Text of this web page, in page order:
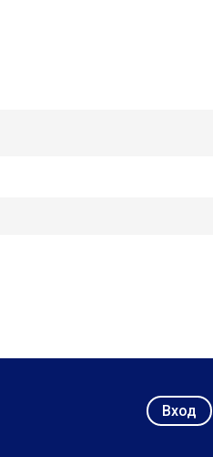
Вход